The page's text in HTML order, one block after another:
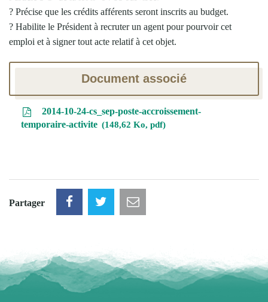
? Précise que les crédits afférents seront inscrits au budget.
? Habilite le Président à recruter un agent pour pourvoir cet
emploi et à signer tout acte relatif à cet objet.
Document associé
2014-10-24-cs_sep-poste-accroissement-
temporaire-activite
148,62 Ko, pdf
Partager